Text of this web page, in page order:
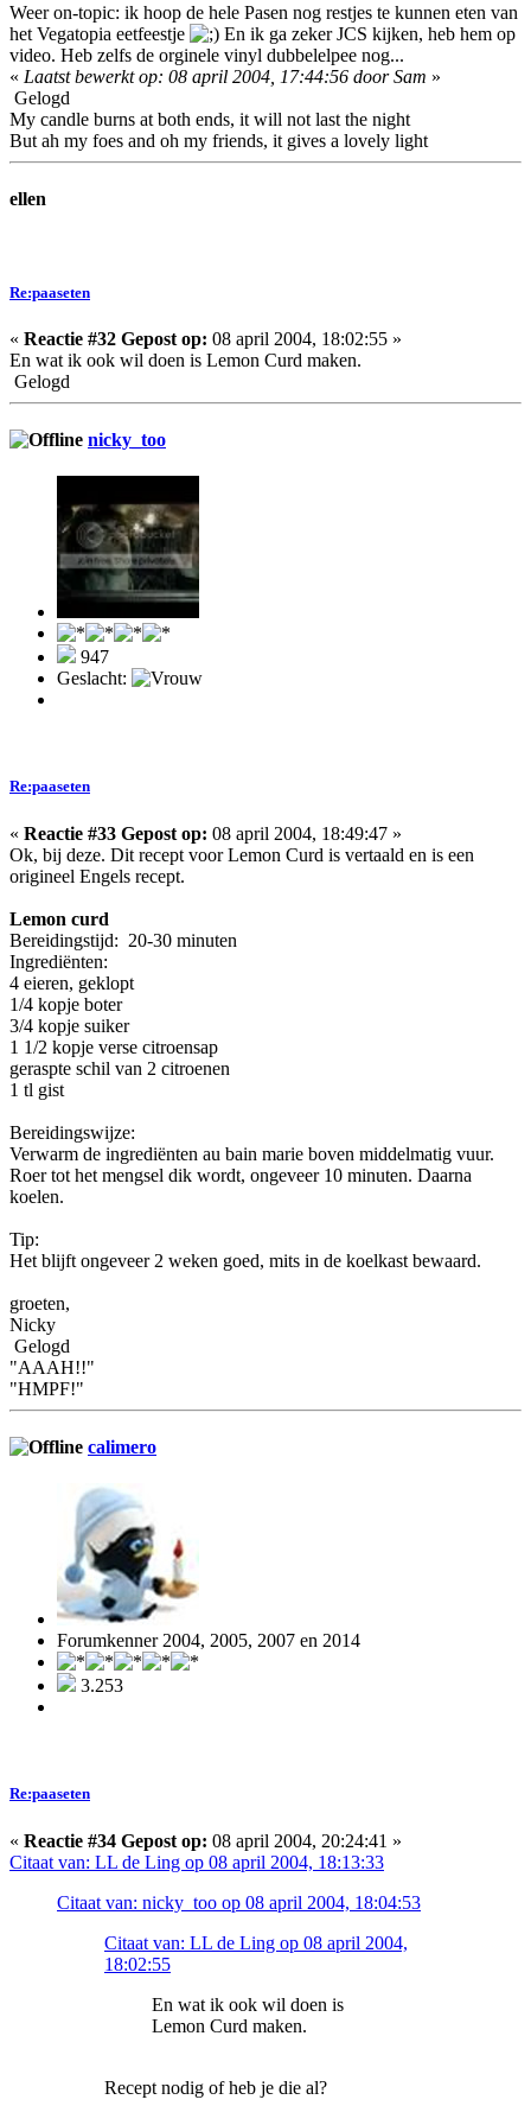
Weer on-topic: ik hoop de hele Pasen nog restjes te kunnen eten van
het Vegatopia eetfeestje
En ik ga zeker JCS kijken, heb hem op
video. Heb zelfs de orginele vinyl dubbelelpee nog...
« Laatst bewerkt op: 08 april 2004, 17:44:56 door Sam »
Gelogd
My candle burns at both ends, it will not last the night
But ah my foes and oh my friends, it gives a lovely light
ellen
Re:paaseten
« Reactie #32 Gepost op: 08 april 2004, 18:02:55 »
En wat ik ook wil doen is Lemon Curd maken.
Gelogd
nicky_too
947
Geslacht:
Re:paaseten
« Reactie #33 Gepost op: 08 april 2004, 18:49:47 »
Ok, bij deze. Dit recept voor Lemon Curd is vertaald en is een
origineel Engels recept.
Lemon curd
Bereidingstijd: 20-30 minuten
Ingrediënten:
4 eieren, geklopt
1/4 kopje boter
3/4 kopje suiker
1 1/2 kopje verse citroensap
geraspte schil van 2 citroenen
1 tl gist
Bereidingswijze:
Verwarm de ingrediënten au bain marie boven middelmatig vuur.
Roer tot het mengsel dik wordt, ongeveer 10 minuten. Daarna
koelen.
Tip:
Het blijft ongeveer 2 weken goed, mits in de koelkast bewaard.
groeten,
Nicky
Gelogd
"AAAH!!"
"HMPF!"
calimero
Forumkenner 2004, 2005, 2007 en 2014
3.253
Re:paaseten
« Reactie #34 Gepost op: 08 april 2004, 20:24:41 »
Citaat van: LL de Ling op 08 april 2004, 18:13:33
Citaat van: nicky_too op 08 april 2004, 18:04:53
Citaat van: LL de Ling op 08 april 2004,
18:02:55
En wat ik ook wil doen is
Lemon Curd maken.
Recept nodig of heb je die al?